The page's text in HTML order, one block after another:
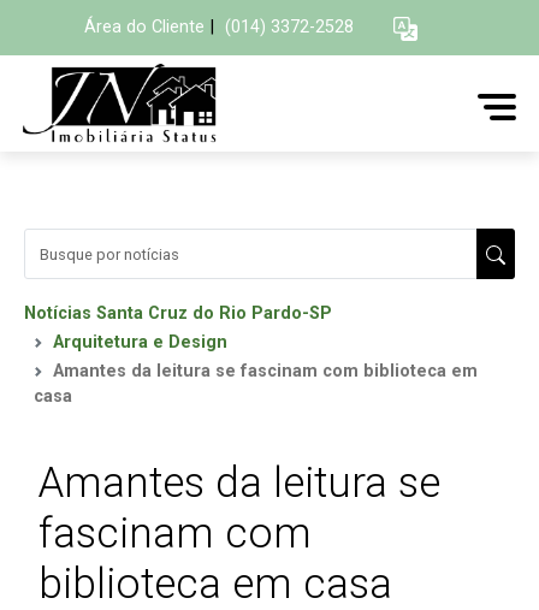
Área do Cliente (014) 3372-2528
Notícias Santa Cruz do Rio Pardo-SP
Arquitetura e Design
Amantes da leitura se fascinam com biblioteca em
casa
Amantes da leitura se
fascinam com
biblioteca em casa